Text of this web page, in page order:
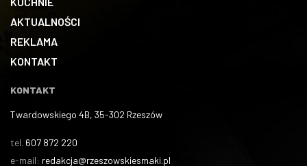
AKTUALNOŚCI
REKLAMA
KONTAKT
KONTAKT
Twardowskiego 4B, 35-302 Rzeszów
tel. 607 872 220
e-mail: redakcja@rzeszowskiesmaki.pl